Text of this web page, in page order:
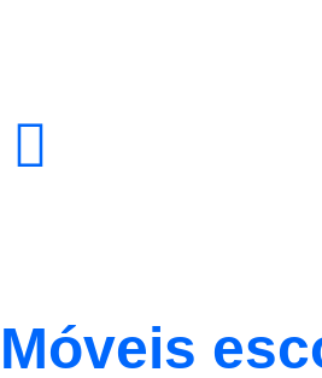
Móveis